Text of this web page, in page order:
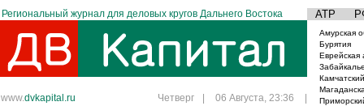
Региональный журнал для деловых кругов Дальнего Востока АТР
www.dvkapital.ru Четверг | 06 Августа, 23:36 |
Амурская
Бурятия
Еврейская